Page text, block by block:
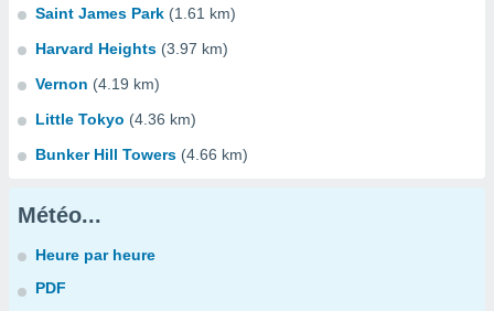
Saint James Park (1.61 km)
Harvard Heights (3.97 km)
Vernon (4.19 km)
Little Tokyo (4.36 km)
Bunker Hill Towers (4.66 km)
Météo...
Heure par heure
PDF